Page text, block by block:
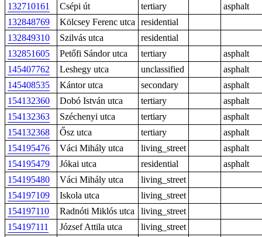
132710161
Csépi út tertiary
asphalt
132848769
Kölcsey Ferenc utca
residential
132849310
Szilvás utca
residential
132851605
Petőfi Sándor utca tertiary
asphalt
145407762
Leshegy utca unclassified
asphalt
145408535
Kántor utca secondary
asphalt
154132360
Dobó István utca tertiary
asphalt
154132363
Széchenyi utca tertiary
asphalt
154132368
Ősz utca tertiary
asphalt
154195476
Váci Mihály utca living_street
asphalt
154195479
Jókai utca residential
asphalt
154195480
Váci Mihály utca
living_street
154197109
Iskola utca
living_street
154197110
Radnóti Miklós utca
living_street
154197111
József Attila utca
living_street